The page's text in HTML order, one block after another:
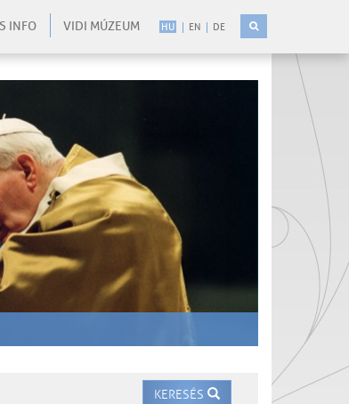
HU EN DE
INFO VIDI MÚZEUM
KERESÉS